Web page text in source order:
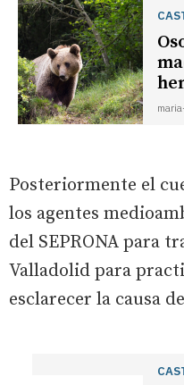
Posteriormente el
los agentes
del SEPRONA para
Valladolid para
esclarecer la causa